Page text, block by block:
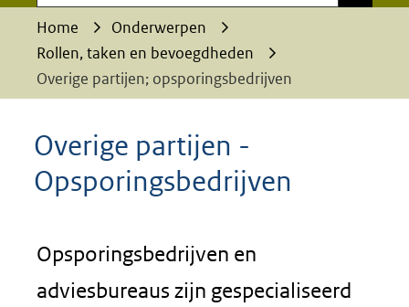
Home
Onderwerpen
Rollen, taken en bevoegdheden
Overige partijen; opsporingsbedrijven
Overige partijen -
Opsporingsbedrijven
Opsporingsbedrijven en
adviesbureaus zijn gespecialiseerd